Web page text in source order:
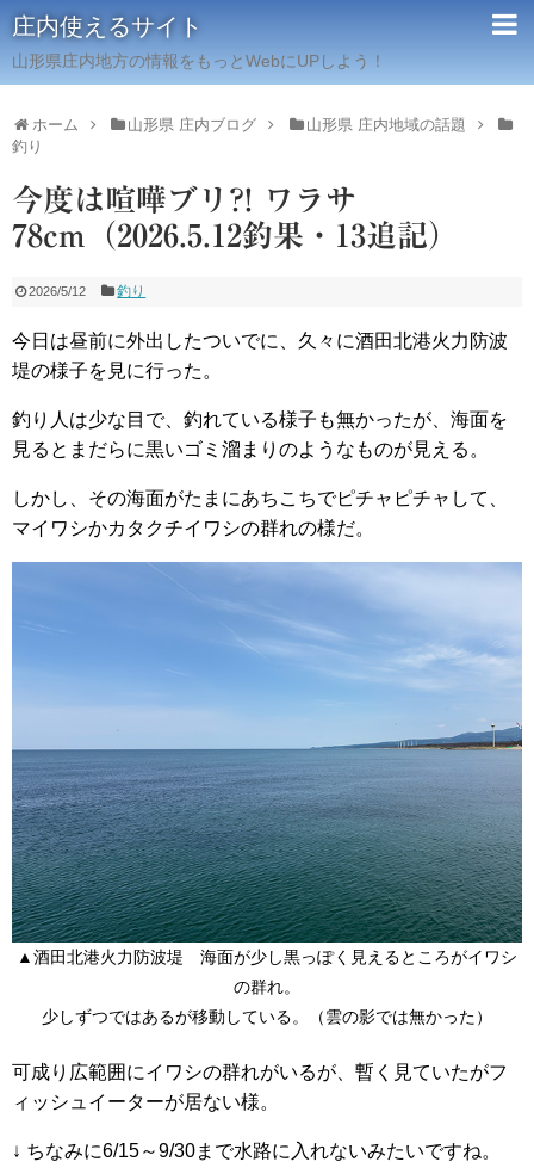
庄内使えるサイト
山形県庄内地方の情報をもっとWebにUPしよう！
ホーム 山形県 庄内ブログ
山形県 庄内地域の話題
釣り
今度は喧嘩ブリ?! ワラサ
78cm（2026.5.12釣果・13追記）
2026/5/12 釣り
今日は昼前に外出したついでに、久々に酒田北港火力防波
堤の様子を見に行った。
釣り人は少な目で、釣れている様子も無かったが、海面を
見るとまだらに黒いゴミ溜まりのようなものが見える。
しかし、その海面がたまにあちこちでピチャピチャして、
マイワシかカタクチイワシの群れの様だ。
▲酒田北港火力防波堤 海面が少し黒っぽく見えるところがイワシ
の群れ。
少しずつではあるが移動している。（雲の影では無かった）
可成り広範囲にイワシの群れがいるが、暫く見ていたがフ
ィッシュイーターが居ない様。
↓ ちなみに6/15～9/30まで水路に入れないみたいですね。